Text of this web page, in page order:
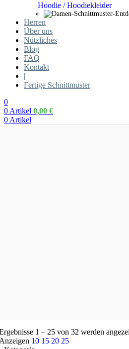
Hoodie / Hoodiekleider
Herren
Über uns
Nützliches
Blog
FAQ
Kontakt
|
Fertige Schnittmuster
0
0 Artikel 0,00 €
0 Artikel
1 – 25 von 32 werden
10 15 20 25